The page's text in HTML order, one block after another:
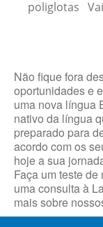
poliglotas
Não fique fora
oportunidades e
uma nova língua
nativo da língua
preparado para
acordo com os
hoje a sua
Faça um teste
uma consulta à
mais sobre